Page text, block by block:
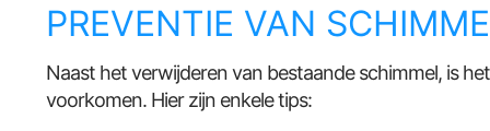
PREVENTIE VAN
Naast het verwijderen van bestaande schimmel, is
voorkomen. Hier zijn enkele tips: